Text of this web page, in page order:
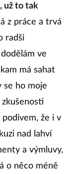
už to tak
z práce a trvá
radši
ve
má sahat
se ho moje
podivem, že i v
nad lahví
a výmluvy,
o něco méně